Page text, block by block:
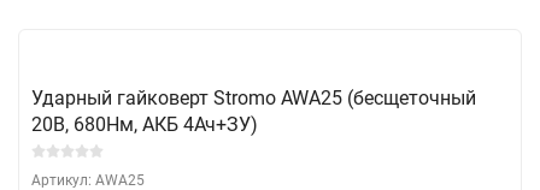
Ударный гайковерт Stromo AWA25 (бесщеточный
20В, 680Нм, АКБ 4Ач+ЗУ)
Артикул: AWA25